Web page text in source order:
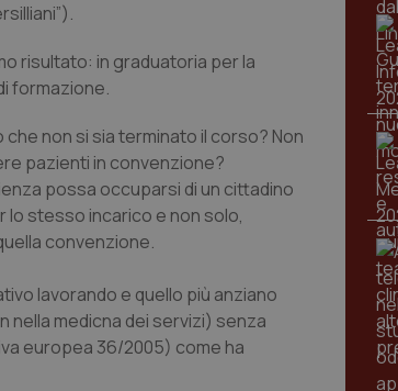
risultato: in graduatoria per la
formazione.
non si sia terminato il corso? Non
pazienti in convenzione?
possa occuparsi di un cittadino
lo stesso incarico e non solo,
convenzione.
lavorando e quello più anziano
nella medicna dei servizi) senza
europea 36/2005) come ha